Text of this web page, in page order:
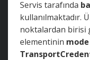
Servis tarafında
kullanılmaktadır.
noktalardan birisi
elementinin mode